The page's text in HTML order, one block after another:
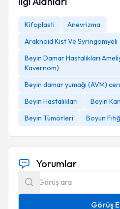
Kifoplasti
Anevrizma
Araknoid Kist Ve Syringomyeli
Beyin Damar Hastalıkları
Kavernom)
Beyin damar yumağı (AVM)
Beyin Hastalıkları
Beyin
Beyin Tümörleri
Boyun
Yorumlar
Görüş